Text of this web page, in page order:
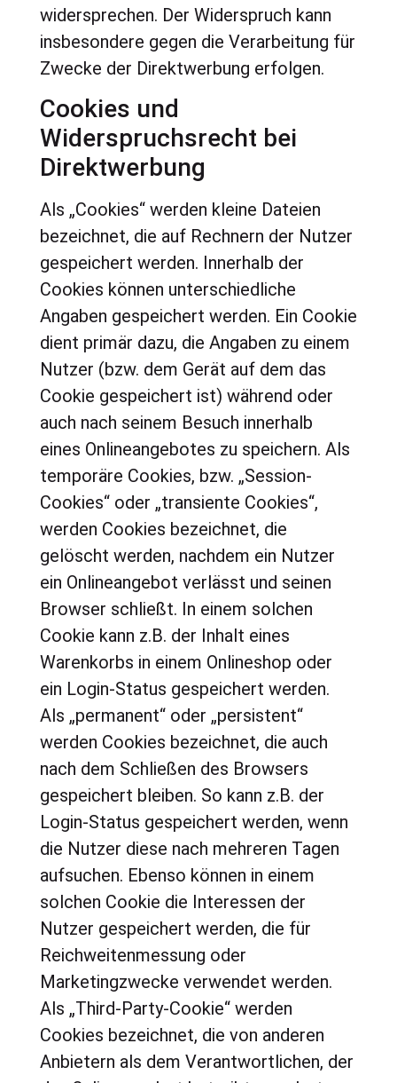
widersprechen. Der Widerspruch kann
insbesondere gegen die Verarbeitung für
Zwecke der Direktwerbung erfolgen.
Cookies und
Widerspruchsrecht bei
Direktwerbung
Als „Cookies“ werden kleine Dateien
bezeichnet, die auf Rechnern der Nutzer
gespeichert werden. Innerhalb der
Cookies können unterschiedliche
Angaben gespeichert werden. Ein Cookie
dient primär dazu, die Angaben zu einem
Nutzer (bzw. dem Gerät auf dem das
Cookie gespeichert ist) während oder
auch nach seinem Besuch innerhalb
eines Onlineangebotes zu speichern. Als
temporäre Cookies, bzw. „Session-
Cookies“ oder „transiente Cookies“,
werden Cookies bezeichnet, die
gelöscht werden, nachdem ein Nutzer
ein Onlineangebot verlässt und seinen
Browser schließt. In einem solchen
Cookie kann z.B. der Inhalt eines
Warenkorbs in einem Onlineshop oder
ein Login-Status gespeichert werden.
Als „permanent“ oder „persistent“
werden Cookies bezeichnet, die auch
nach dem Schließen des Browsers
gespeichert bleiben. So kann z.B. der
Login-Status gespeichert werden, wenn
die Nutzer diese nach mehreren Tagen
aufsuchen. Ebenso können in einem
solchen Cookie die Interessen der
Nutzer gespeichert werden, die für
Reichweitenmessung oder
Marketingzwecke verwendet werden.
Als „Third-Party-Cookie“ werden
Cookies bezeichnet, die von anderen
Anbietern als dem Verantwortlichen, der